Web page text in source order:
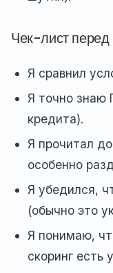
Чек-лист перед
Я сравнил
Я точно знаю
кредита).
Я прочитал
особенно
Я убедился,
(обычно это
Я понимаю,
скоринг есть